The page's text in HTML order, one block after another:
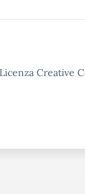
Creative